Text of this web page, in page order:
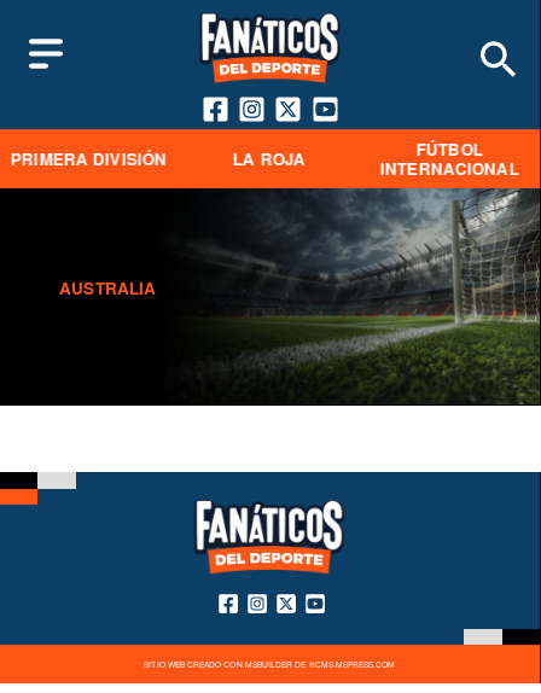
PRIMERA DIVISIÓN LA ROJA
FÚTBOL
INTERNACIONAL
AUSTRALIA
SITIO WEB CREADO CON MSBUILDER DE ®CMS-MSPRESS.COM